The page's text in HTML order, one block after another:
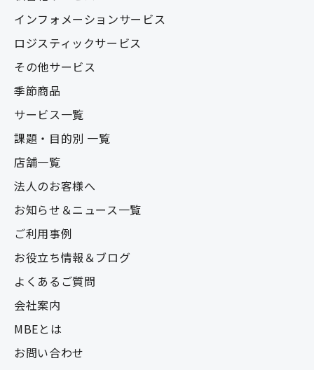
インフォメーションサービス
ロジスティックサービス
その他サービス
季節商品
サービス一覧
課題・目的別 一覧
店舗一覧
法人のお客様へ
お知らせ＆ニュース一覧
ご利用事例
お役立ち情報＆ブログ
よくあるご質問
会社案内
MBEとは
お問い合わせ